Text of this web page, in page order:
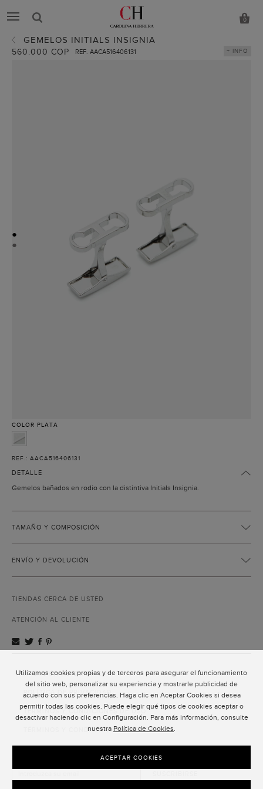
Utilizamos cookies propias y de terceros para asegurar el funcionamiento
del sitio web, personalizar su experiencia y mostrarle publicidad de
acuerdo con sus preferencias. Haga clic en Aceptar Cookies si desea
permitir todas las cookies. Puede elegir qué tipos de cookies aceptar o
desactivar haciendo clic en Configuración. Para más información, consulte
nuestra Política de Cookies.
ACEPTAR COOKIES
0
GEMELOS INITIALS INSIGNIA
560.000 COP REF. AACA516406131 + INFO
●
●
COLOR PLATA
REF.: AACA516406131
DETALLE
Gemelos bañados en rodio con la distintiva Initials Insignia.
TAMAÑO Y COMPOSICIÓN
ENVÍO Y DEVOLUCIÓN
TIENDAS CERCA DE USTED
ATENCIÓN AL CLIENTE
ATENCIÓN AL CLIENTE
POLÍTICA DE PRIVACIDAD
TÉRMINOS Y CONDICIONES DE USO
TÉRMINOS Y CONDICIONES DE VENTA
SUSCRIPCIÓN AL NEWSLETTER